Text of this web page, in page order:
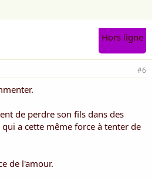
Hors ligne
#6
de perdre son fils dans des
a cette même force à tenter de
de l'amour.